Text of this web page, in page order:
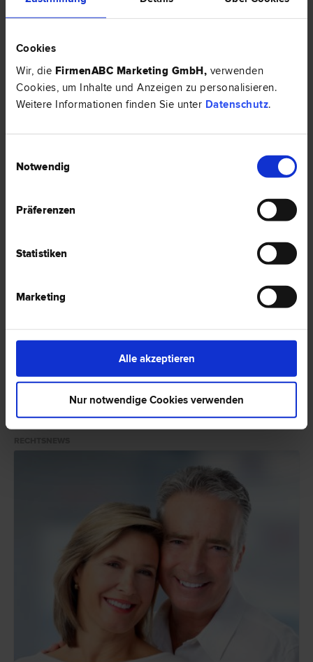
Cookies
Wir, die FirmenABC Marketing GmbH, verwenden
Cookies, um Inhalte und Anzeigen zu personalisieren.
Weitere Informationen finden Sie unter Datenschutz.
Notwendig
Präferenzen
Statistiken
Marketing
Alle akzeptieren
Nur notwendige Cookies verwenden
Mag. Markus HELLER
Schadenersatz- und Gewährleistungs­recht | Miet­recht | Erb­recht |
Straf­recht
2500 Baden
Liegenschafts- und Immobilien­recht | Gesellschafts­recht | Zivil­
recht
Weilburgstraße 16a
Rechtsnews & Expertentipps zum Thema
"Erbrecht"